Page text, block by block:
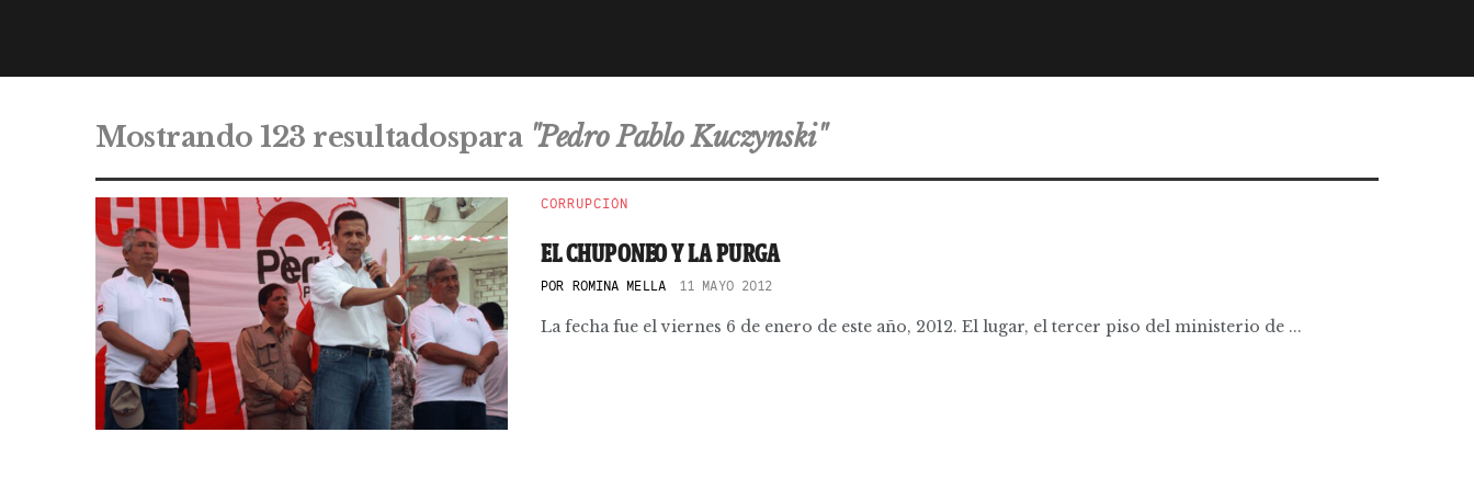
Mostrando 123 resultadospara "Pedro Pablo Kuczynski"
CORRUPCIÓN
EL CHUPONEO Y LA PURGA
POR ROMINA MELLA 11 MAYO 2012
La fecha fue el viernes 6 de enero de este año, 2012. El lugar, el tercer piso del ministerio de ...